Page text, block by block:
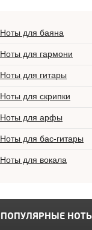
Ноты для баяна
Ноты для гармони
Ноты для гитары
Ноты для скрипки
Ноты для арфы
Ноты для бас-гитары
Ноты для вокала
ПОПУЛЯРНЫЕ